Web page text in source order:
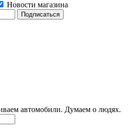
Новости магазина
автомобили. Думаем о людях.